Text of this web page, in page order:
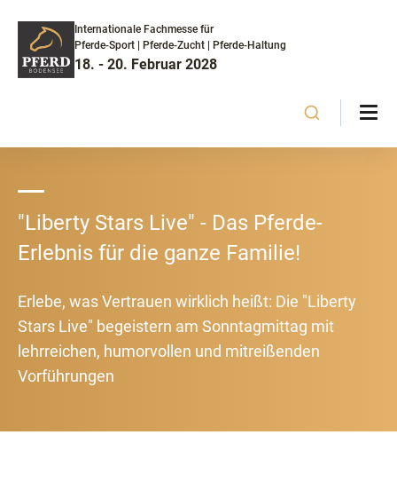
Internationale Fachmesse für
Pferde-Sport | Pferde-Zucht | Pferde-Haltung
18. - 20. Februar 2028
"Liberty Stars Live" - Das Pferde-
Erlebnis für die ganze Familie!
Erlebe, was Vertrauen wirklich heißt: Die "Liberty
Stars Live" begeistern am Sonntagmittag mit
lehrreichen, humorvollen und mitreißenden
Vorführungen